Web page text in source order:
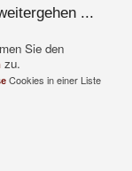
...
Sie den
zu.
Cookies in einer Liste